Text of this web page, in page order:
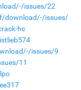
issues/22
download/-/issues/
hc
issues/9
11